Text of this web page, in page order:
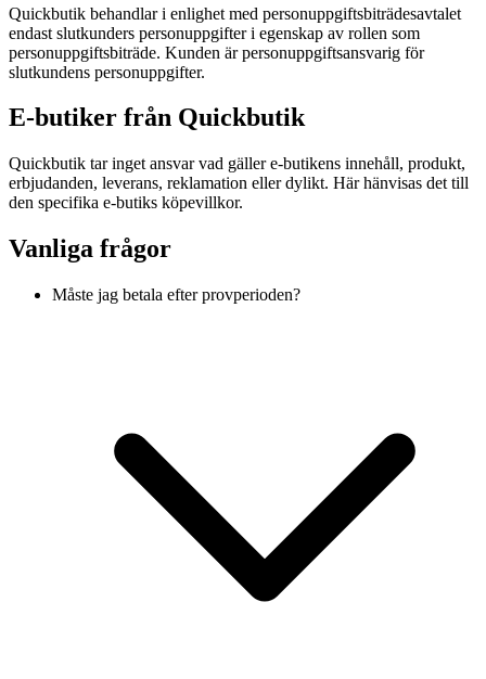
Quickbutik behandlar i enlighet med personuppgiftsbiträdesavtalet
endast slutkunders personuppgifter i egenskap av rollen som
personuppgiftsbiträde. Kunden är personuppgiftsansvarig för
slutkundens personuppgifter.
E-butiker från Quickbutik
Quickbutik tar inget ansvar vad gäller e-butikens innehåll, produkt,
erbjudanden, leverans, reklamation eller dylikt. Här hänvisas det till
den specifika e-butiks köpevillkor.
Vanliga frågor
Måste jag betala efter provperioden?